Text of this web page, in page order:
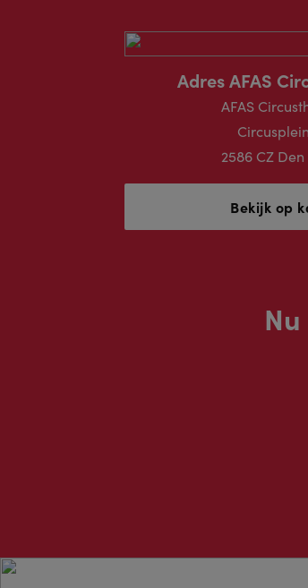
Adres AFAS
AFAS
2586 CZ
Bekijk op